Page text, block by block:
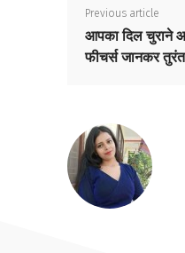
Previous article
आपका दिल
फीचर्स जानकर